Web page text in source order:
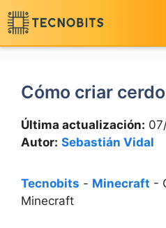
Saltar
al
contenido
Cómo criar
Última actualización:
Autor: Sebastián Vidal
Tecnobits - Minecraft -
Minecraft